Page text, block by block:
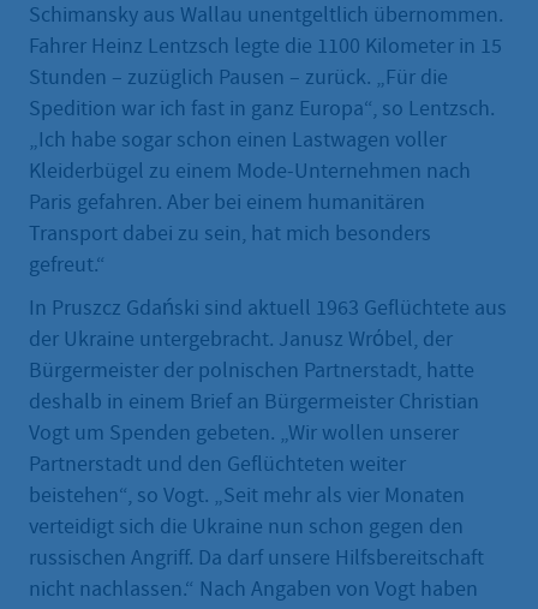
Schimansky aus Wallau unentgeltlich übernommen.
Fahrer Heinz Lentzsch legte die 1100 Kilometer in 15
Stunden – zuzüglich Pausen – zurück. „Für die
Spedition war ich fast in ganz Europa“, so Lentzsch.
„Ich habe sogar schon einen Lastwagen voller
Kleiderbügel zu einem Mode-Unternehmen nach
Paris gefahren. Aber bei einem humanitären
Transport dabei zu sein, hat mich besonders
gefreut.“
In Pruszcz Gdański sind aktuell 1963 Geflüchtete aus
der Ukraine untergebracht. Janusz Wrόbel, der
Bürgermeister der polnischen Partnerstadt, hatte
deshalb in einem Brief an Bürgermeister Christian
Vogt um Spenden gebeten. „Wir wollen unserer
Partnerstadt und den Geflüchteten weiter
beistehen“, so Vogt. „Seit mehr als vier Monaten
verteidigt sich die Ukraine nun schon gegen den
russischen Angriff. Da darf unsere Hilfsbereitschaft
nicht nachlassen.“ Nach Angaben von Vogt haben